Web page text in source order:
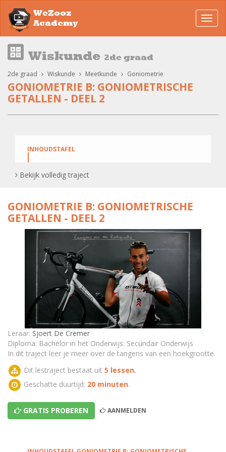
WeZooz
Academy
Wiskunde 2de graad
2de graad Wiskunde Meetkunde Goniometrie
GONIOMETRIE B: GONIOMETRISCHE
GETALLEN - DEEL 2
INHOUDSTAFEL
Goniometrische getallen - tangens van een
hoekgrootte
Tangens: oefening
Toepassing 1 op goniometrische getallen
Goniometrische getallen: oefening
TEST - Goniometrische getallen - Deel 2
Bekijk volledig traject
GONIOMETRIE B: GONIOMETRISCHE
GETALLEN - DEEL 2
Leraar: Sjoert De Cremer
Diploma: Bachelor in het Onderwijs: Secundair Onderwijs
In dit traject leer je meer over de tangens van een hoekgrootte.
Dit lestraject bestaat uit 5 lessen,
Geschatte duurtijd: 20 minuten.
GRATIS PROBEREN AANMELDEN